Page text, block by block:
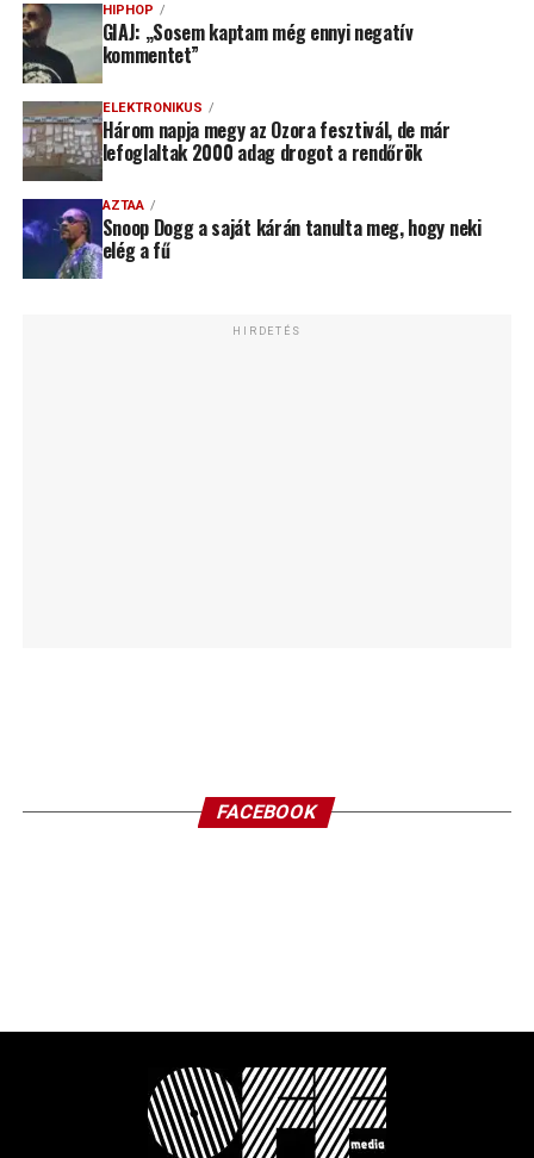
HIPHOP
GIAJ: „Sosem kaptam még ennyi negatív
kommentet”
ELEKTRONIKUS
Három napja megy az Ozora fesztivál, de már
lefoglaltak 2000 adag drogot a rendőrök
AZTAA
Snoop Dogg a saját kárán tanulta meg, hogy neki
elég a fű
HIRDETÉS
FACEBOOK